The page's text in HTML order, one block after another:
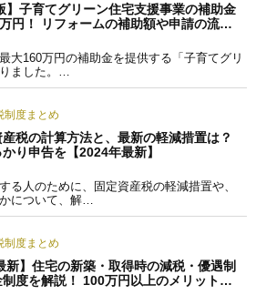
】子育てグリーン住宅支援事業の補助金
円！ リフォームの補助額や申請の流…
大160万円の補助金を提供する「子育てグリ
ました。…
制度まとめ
税の計算方法と、最新の軽減措置は？
り申告を【2024年最新】
る人のために、固定資産税の軽減措置や、
について、解…
制度まとめ
新】住宅の新築・取得時の減税・優遇制
制度を解説！ 100万円以上のメリット…